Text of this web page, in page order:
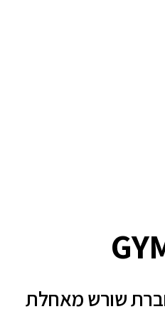
שורש מאחלת